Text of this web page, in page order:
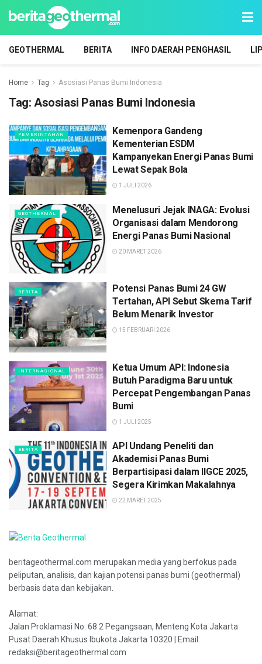
GEOTHERMAL BERITA INFO DAERAH PENGHASIL
Home Tag Asosiasi Panas Bumi Indonesia
Tag: Asosiasi Panas Bumi Indonesia
PEMERINTAHAN
Kemenpora Gandeng
Kementerian ESDM
Kampanyekan Energi Panas Bumi
Lewat Sepak Bola
1 JULI 2026
GEOTHERMAL
Menelusuri Jejak INAGA: Evolusi
Organisasi dalam Mendorong
Energi Panas Bumi Nasional
20 MARET 2026
BERITA
Potensi Panas Bumi 24 GW
Tertahan, API Sebut Skema Tarif
Belum Menarik Investor
15 FEBRUARI 2026
INTERNASIONAL
Ketua Umum API: Indonesia
Butuh Paradigma Baru untuk
Percepat Pengembangan Panas
Bumi
1 JULI 2025
BERITA
API Undang Peneliti dan
Akademisi Panas Bumi
Berpartisipasi dalam IIGCE 2025,
Segera Kirimkan Makalahnya
22 MARET 2025
beritageothermal.com merupakan media yang berfokus pada
peliputan, analisis, dan kajian potensi panas bumi (geothermal)
berbasis data dan kebijakan.
Alamat:
Jalan Proklamasi No. 68 2 Pegangsaan, Menteng Kota Jakarta
Pusat Daerah Khusus Ibukota Jakarta 10320 | Email:
redaksi@beritageothermal.com